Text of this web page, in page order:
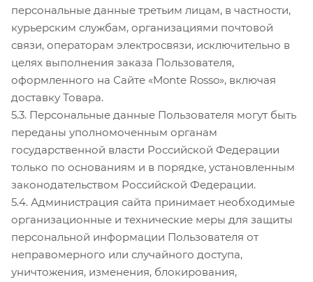
персональные данные третьим лицам, в частности,
курьерским службам, организациями почтовой
связи, операторам электросвязи, исключительно в
целях выполнения заказа Пользователя,
оформленного на Сайте «Monte Rosso», включая
доставку Товара.
5.3. Персональные данные Пользователя могут быть
переданы уполномоченным органам
государственной власти Российской Федерации
только по основаниям и в порядке, установленным
законодательством Российской Федерации.
5.4. Администрация сайта принимает необходимые
организационные и технические меры для защиты
персональной информации Пользователя от
неправомерного или случайного доступа,
уничтожения, изменения, блокирования,